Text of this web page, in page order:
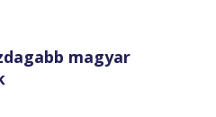
magyar